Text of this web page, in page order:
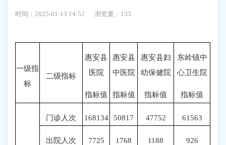
时间：2025-01-13 14:52 浏览量： 133
一级指
标
二级指标
惠安县
医院
指标值
惠安县
中医院
指标值
惠安县妇
幼保健院
指标值
东岭镇中
心卫生院
指标值
门诊人次 168134 50817 47752 61563
出院人次 7725 1768 1188 926